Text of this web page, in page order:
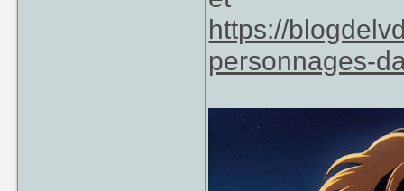
https://
personnages-